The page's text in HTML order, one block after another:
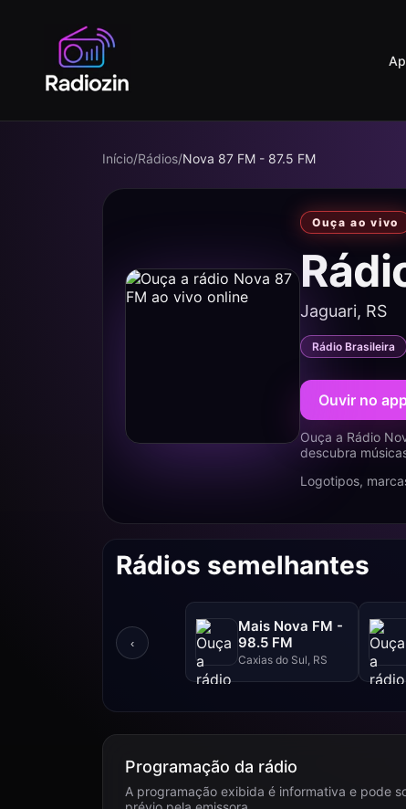
Início/Rádios/Nova 87 FM - 87.5 FM
Ouça ao vivo
Jaguari, RS
Rádio Brasileira
Ouvir no
Ouça a Rádio
descubra
Logotipos,
Rádios semelhantes
‹
Mais Nova FM -
98.5 FM
Caxias do Sul, RS
Programação da rádio
A programação exibida é informativa e pode